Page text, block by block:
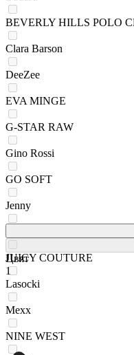
BEVERLY HILLS POLO
Clara Barson
DeeZee
EVA MINGE
G-STAR RAW
Gino Rossi
GO SOFT
Jenny
JUICY COUTURE
Lasocki
Mexx
NINE WEST
Цвят
1